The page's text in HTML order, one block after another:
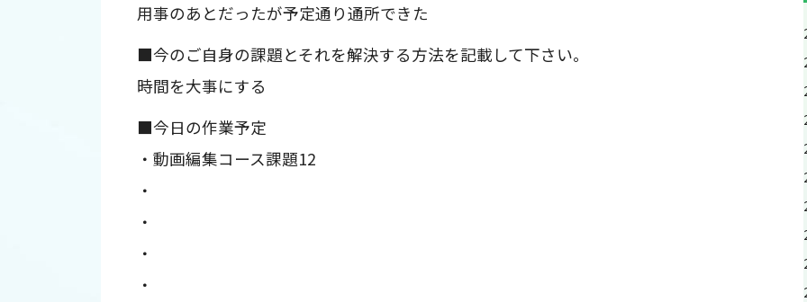
用事のあとだったが予定通り通所できた
■今のご自身の課題とそれを解決する方法を記載して下さい。
時間を大事にする
■今日の作業予定
・動画編集コース課題12
・
・
・
・